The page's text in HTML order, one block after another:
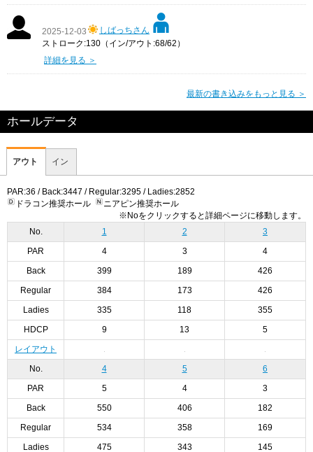
2025-12-03
しばっちさん
ストローク:130（イン/アウト:68/62）
詳細を見る ＞
最新の書き込みをもっと見る ＞
ホールデータ
アウト イン
PAR:36 / Back:3447 / Regular:3295 / Ladies:2852
ドラコン推奨ホール
ニアピン推奨ホール
※Noをクリックすると詳細ページに移動します。
No.
1 2 3
PAR 4 3 4
Back 399 189 426
Regular 384 173 426
Ladies 335 118 355
HDCP 9 13 5
レイアウト
No. 4 5 6
PAR 5 4 3
Back 550 406 182
Regular 534 358 169
Ladies 475 343 145